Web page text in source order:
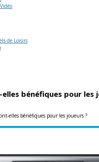
de Loisirs
bénéfiques pour les
elles bénéfiques pour les joueurs ?